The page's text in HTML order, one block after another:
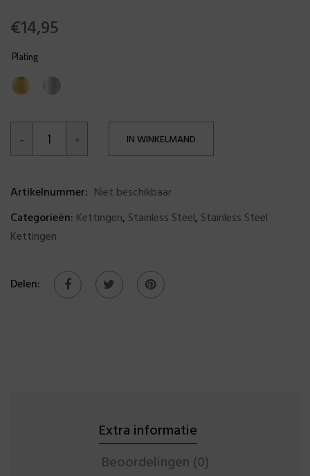
€14,95
Plating
IN WINKELMAND
Artikelnummer: Niet beschikbaar
Categorieën: Kettingen, Stainless Steel, Stainless Steel
Kettingen
Delen:
Extra informatie
Beoordelingen (0)